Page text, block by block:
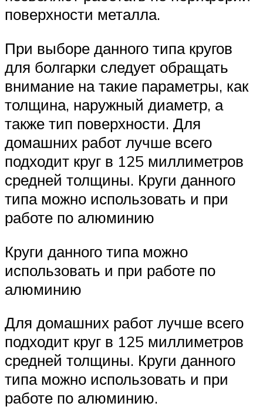
поверхности металла.
При выборе данного типа кругов
для болгарки следует обращать
внимание на такие параметры, как
толщина, наружный диаметр, а
также тип поверхности. Для
домашних работ лучше всего
подходит круг в 125 миллиметров
средней толщины. Круги данного
типа можно использовать и при
работе по алюминию
Круги данного типа можно
использовать и при работе по
алюминию
Для домашних работ лучше всего
подходит круг в 125 миллиметров
средней толщины. Круги данного
типа можно использовать и при
работе по алюминию.